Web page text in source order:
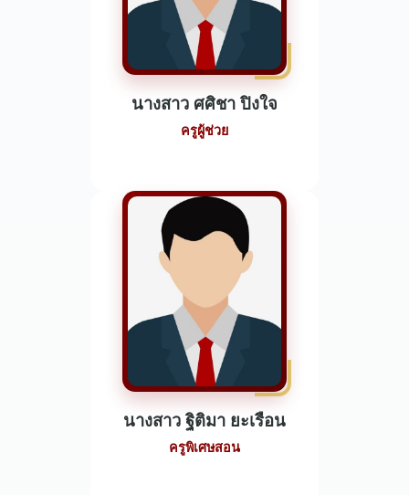
นางสาว ศศิชา ปิงใจ
ครูผู้ช่วย
นางสาว ฐิติมา ยะเรือน
ครูพิเศษสอน